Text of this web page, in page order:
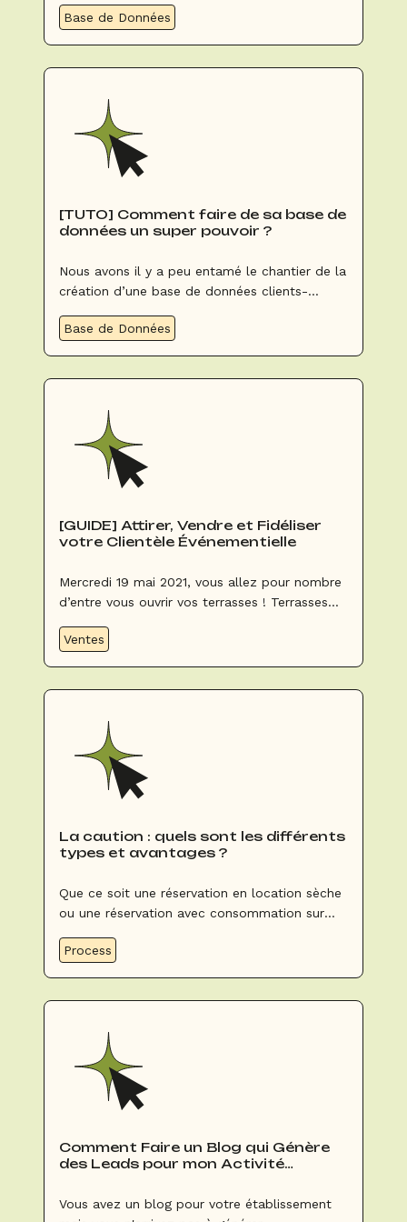
vous inquiétez pas il existe une floppée de
Base de Données
[TUTO] Comment faire de sa base de
données un super pouvoir ?
Nous avons il y a peu entamé le chantier de la
création d’une base de données clients-
maintenant avoir fait le plein de données à
Base de Données
[GUIDE] Attirer, Vendre et Fidéliser
votre Clientèle Événementielle
Mercredi 19 mai 2021, vous allez pour nombre
d’entre vous ouvrir vos terrasses ! Terrasses
suivi ces dernières semaines dans votre quête
Ventes
La caution : quels sont les différents
types et avantages ?
Que ce soit une réservation en location sèche
ou une réservation avec consommation sur
dans votre processus de gestion.
Process
Comment Faire un Blog qui Génère
des Leads pour mon Activité
Vous avez un blog pour votre établissement